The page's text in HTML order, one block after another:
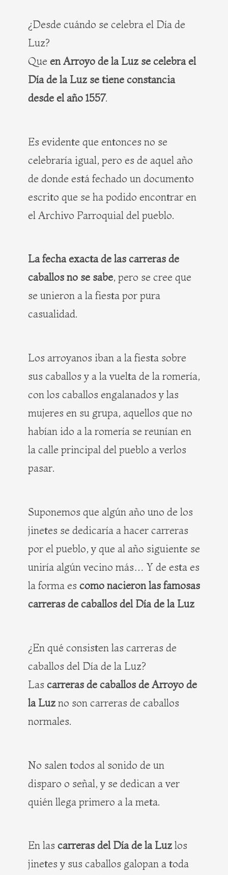
¿Desde cuándo se celebra el Día de
Luz?
Que en Arroyo de la Luz se celebra el
Día de la Luz se tiene constancia
desde el año 1557.
Es evidente que entonces no se
celebraría igual, pero es de aquel año
de donde está fechado un documento
escrito que se ha podido encontrar en
el Archivo Parroquial del pueblo.
La fecha exacta de las carreras de
caballos no se sabe, pero se cree que
se unieron a la fiesta por pura
casualidad.
Los arroyanos iban a la fiesta sobre
sus caballos y a la vuelta de la romería,
con los caballos engalanados y las
mujeres en su grupa, aquellos que no
habían ido a la romería se reunían en
la calle principal del pueblo a verlos
pasar.
Suponemos que algún año uno de los
jinetes se dedicaría a hacer carreras
por el pueblo, y que al año siguiente se
uniría algún vecino más… Y de esta es
la forma es como nacieron las famosas
carreras de caballos del Día de la Luz
¿En qué consisten las carreras de
caballos del Día de la Luz?
Las carreras de caballos de Arroyo de
la Luz no son carreras de caballos
normales.
No salen todos al sonido de un
disparo o señal, y se dedican a ver
quién llega primero a la meta.
En las carreras del Día de la Luz los
jinetes y sus caballos galopan a toda